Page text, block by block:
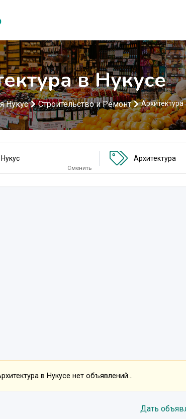
в Нукусе
Нукус Строительство и Ремонт Архитектура
Нукус
Сменить
Архитектура
в Нукусе нет объявлений...
Дать